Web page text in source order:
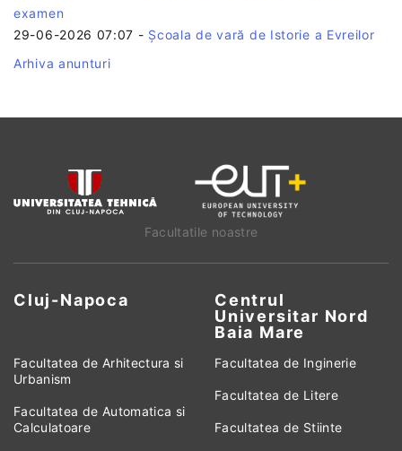
examen
29-06-2026 07:07 - Școala de vară de Istorie a Evreilor
Arhiva anunturi
Facultatile noastre
Cluj-Napoca
Centrul
Universitar Nord
Baia Mare
Facultatea de Arhitectura si
Urbanism
Facultatea de Automatica si
Calculatoare
Facultatea de Inginerie
Facultatea de Litere
Facultatea de Stiinte